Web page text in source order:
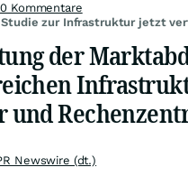
zur Infrastruktur jetzt
0 Kommentare
der
und
Newswire (dt.)